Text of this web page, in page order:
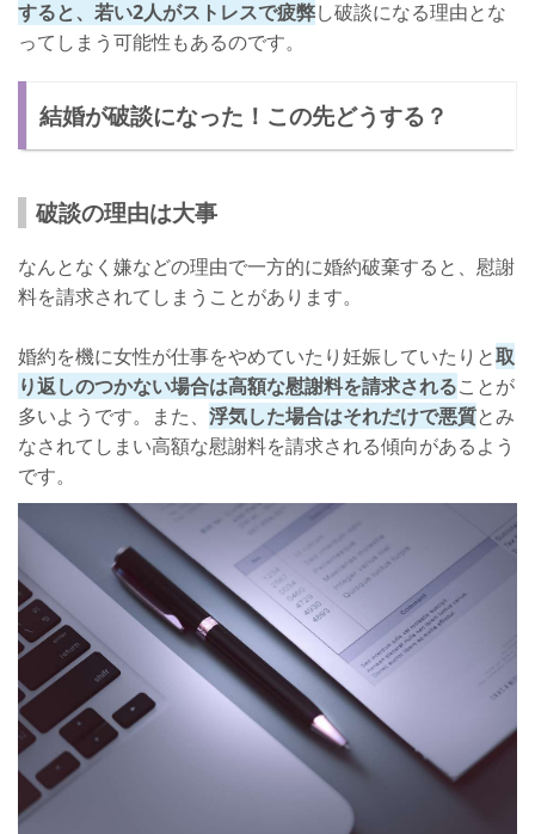
すると、若い2人がストレスで疲弊し破談になる理由とな
ってしまう可能性もあるのです。
結婚が破談になった！この先どうする？
破談の理由は大事
なんとなく嫌などの理由で一方的に婚約破棄すると、慰謝
料を請求されてしまうことがあります。
婚約を機に女性が仕事をやめていたり妊娠していたりと取
り返しのつかない場合は高額な慰謝料を請求されることが
多いようです。また、 浮気した場合はそれだけで悪質とみ
なされてしまい高額な慰謝料を請求される傾向があるよう
です。